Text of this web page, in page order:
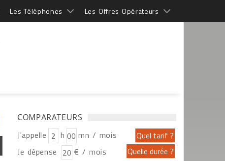
Les Téléphones Les Offres Opérateurs
COMPARATEURS
J'appelle h
mn / mois
Je dépense
€ / mois